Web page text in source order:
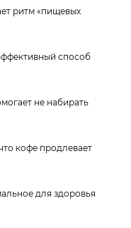
ритм «пищевых
способ
не набирать
кофе продлевает
для здоровья